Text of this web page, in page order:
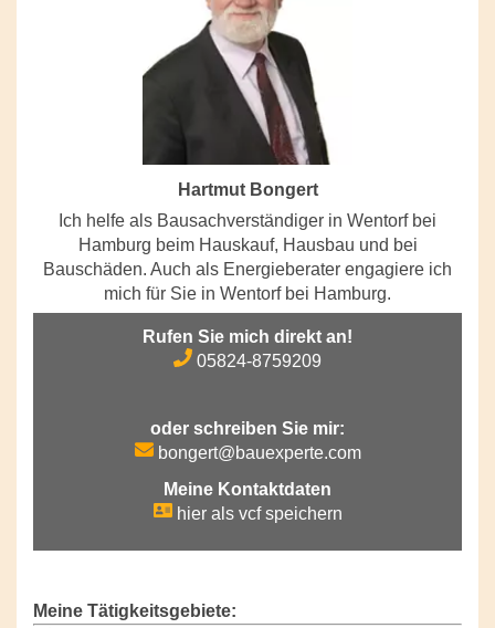
Hartmut Bongert
Ich helfe als Bausachverständiger in Wentorf bei
Hamburg beim Hauskauf, Hausbau und bei
Bauschäden. Auch als Energieberater engagiere ich
mich für Sie in Wentorf bei Hamburg.
Rufen Sie mich direkt an!
05824-8759209
oder schreiben Sie mir:
bongert@bauexperte.com
Meine Kontaktdaten
hier als vcf speichern
Meine Tätigkeitsgebiete: